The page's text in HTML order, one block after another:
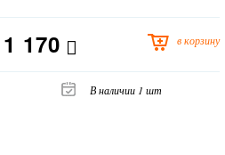
1 170 в корзину
В наличии 1 шт